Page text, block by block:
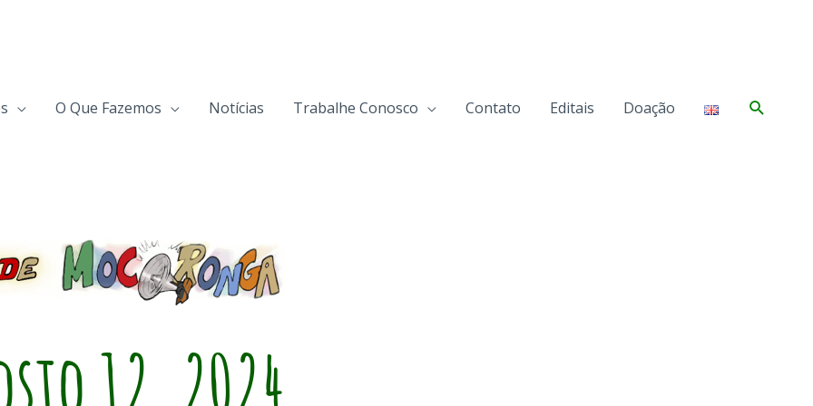
O Que Fazemos Notícias Trabalhe Conosco Contato Editais Doação
12, 2024